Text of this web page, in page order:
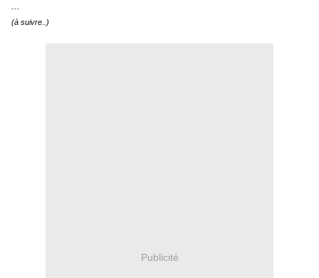
...
(à suivre..)
Publicité